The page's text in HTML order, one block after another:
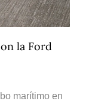
la Ford
marítimo en